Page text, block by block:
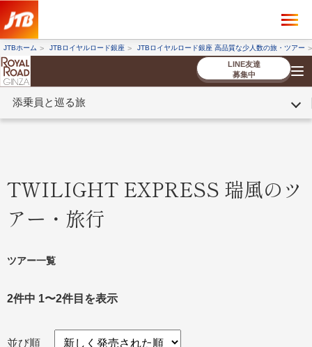
JTBホーム JTBロイヤルロード銀座 JTBロイヤルロード銀座 高品質な少人数の旅・ツアー
LINE友達
募集中
添乗員と巡る旅
条件から探す
条件から探す
キーワード
条件から探す
条件から探す
キーワード
TWILIGHT EXPRESS 瑞風のツ
アー・旅行
ツアー一覧
2件中 1〜2件目を表示
並び順
ツアーを探す ×
海外ツアー 国内ツアー